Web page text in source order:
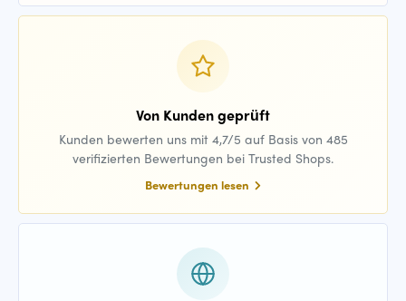
Von Kunden geprüft
Kunden bewerten uns mit 4,7/5 auf Basis von 485
verifizierten Bewertungen bei Trusted Shops.
Bewertungen lesen